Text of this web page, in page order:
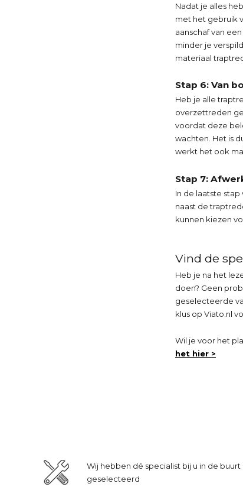
Nadat je alles
met het gebruik
aanschaf van
minder je
materiaal
Stap 6: Van
Heb je alle
overzettreden
voordat deze
wachten. Het is
werkt het ook
Stap 7:
In de laatste
naast de
kunnen kiezen
Vind de
Heb je na het
doen? Geen
geselecteerde
klus op Viato.nl
Wil je voor het
het hier >
Wij hebben dé specialist bij u in de buurt
geselecteerd